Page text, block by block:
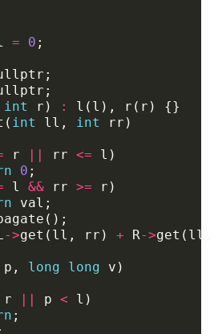
= 0 ;
;
;
int r ) : l ( l ), r ( r )
{}
( int ll , int rr )
r || rr <= l )
0 ;
l && rr >= r )
val ;
();
->get ( ll , rr ) + R->get ( ll
p , long long v )
r || p < l )
;